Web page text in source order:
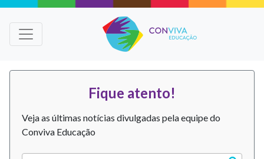
Fique atento!
Veja as últimas notícias divulgadas pela equipe do
Conviva Educação